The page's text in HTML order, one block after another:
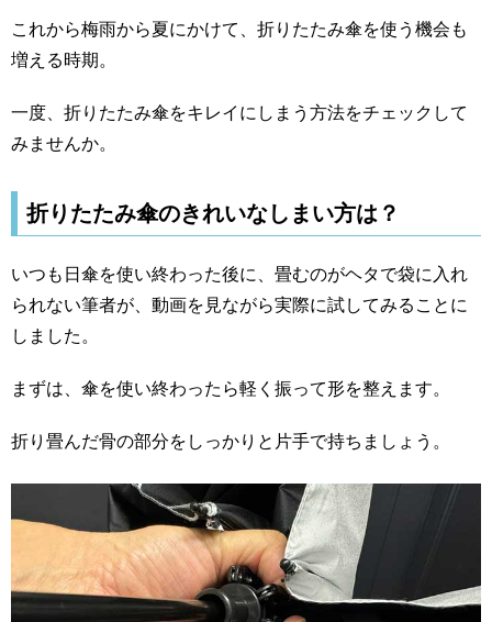
これから梅雨から夏にかけて、折りたたみ傘を使う機会も
増える時期。
一度、折りたたみ傘をキレイにしまう方法をチェックして
みませんか。
折りたたみ傘のきれいなしまい方は？
いつも日傘を使い終わった後に、畳むのがヘタで袋に入れ
られない筆者が、動画を見ながら実際に試してみることに
しました。
まずは、傘を使い終わったら軽く振って形を整えます。
折り畳んだ骨の部分をしっかりと片手で持ちましょう。